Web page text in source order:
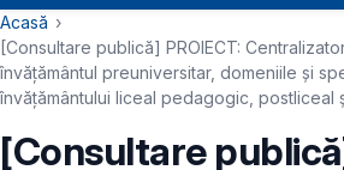
Navigație principală
Cale de navigare
Acasă
[Consultare publică] PROIECT:
învăţământul preuniversitar, domeniile şi
învăţământului liceal pedagogic, postliceal
[Consultare